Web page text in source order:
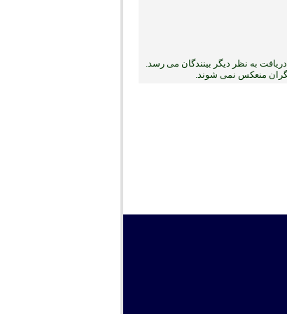
به نظر دیگر بینندگان می رسد.
منعکس نمی ‏شوند.